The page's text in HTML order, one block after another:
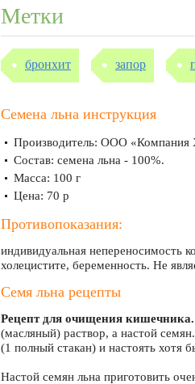
Метки
бронхит запор
Семена льна инструкция
Производитель: ООО «Компания
Состав: семена льна - 100%.
Масса: 100 г
Цена: 70 р
Противопоказания:
индивидуальная непереносимость
холецистите, беременность. Не
Семя льна рецепты
Рецепт для очищения кишечника.
(масляный) раствор, а настой
(1 полный стакан) и настоять хотя
Настой семян льна приготовить